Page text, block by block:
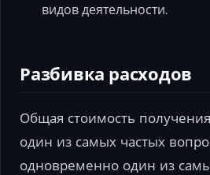
видов деятельности.
Разбивка расходов
Общая стоимость
один из самых частых
одновременно один из